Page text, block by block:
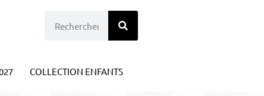
COLLECTION ENFANTS